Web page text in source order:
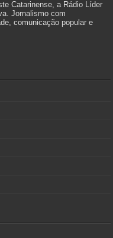
Catarinense, a Rádio Líder
Jornalismo com
comunicação popular e